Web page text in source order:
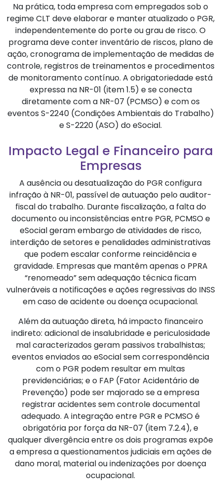
Na prática, toda empresa com empregados sob o
regime CLT deve elaborar e manter atualizado o PGR,
independentemente do porte ou grau de risco. O
programa deve conter inventário de riscos, plano de
ação, cronograma de implementação de medidas de
controle, registros de treinamentos e procedimentos
de monitoramento contínuo. A obrigatoriedade está
expressa na NR-01 (item 1.5) e se conecta
diretamente com a NR-07 (PCMSO) e com os
eventos S-2240 (Condições Ambientais do Trabalho)
e S-2220 (ASO) do eSocial.
Impacto Legal e Financeiro para
Empresas
A ausência ou desatualização do PGR configura
infração à NR-01, passível de autuação pelo auditor-
fiscal do trabalho. Durante fiscalização, a falta do
documento ou inconsistências entre PGR, PCMSO e
eSocial geram embargo de atividades de risco,
interdição de setores e penalidades administrativas
que podem escalar conforme reincidência e
gravidade. Empresas que mantêm apenas o PPRA
“renomeado” sem adequação técnica ficam
vulneráveis a notificações e ações regressivas do INSS
em caso de acidente ou doença ocupacional.
Além da autuação direta, há impacto financeiro
indireto: adicional de insalubridade e periculosidade
mal caracterizados geram passivos trabalhistas;
eventos enviados ao eSocial sem correspondência
com o PGR podem resultar em multas
previdenciárias; e o FAP (Fator Acidentário de
Prevenção) pode ser majorado se a empresa
registrar acidentes sem controle documental
adequado. A integração entre PGR e PCMSO é
obrigatória por força da NR-07 (item 7.2.4), e
qualquer divergência entre os dois programas expõe
a empresa a questionamentos judiciais em ações de
dano moral, material ou indenizações por doença
ocupacional.